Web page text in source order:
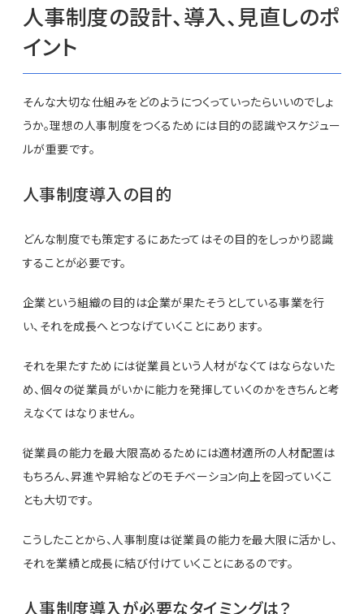
人事制度の設計、導入、見直しのポ
イント
そんな大切な仕組みをどのようにつくっていったらいいのでしょ
うか。理想の人事制度をつくるためには目的の認識やスケジュー
ルが重要です。
人事制度導入の目的
どんな制度でも策定するにあたってはその目的をしっかり認識
することが必要です。
企業という組織の目的は企業が果たそうとしている事業を行
い、それを成長へとつなげていくことにあります。
それを果たすためには従業員という人材がなくてはならないた
め、個々の従業員がいかに能力を発揮していくのかをきちんと考
えなくてはなりません。
従業員の能力を最大限高めるためには適材適所の人材配置は
もちろん、昇進や昇給などのモチベーション向上を図っていくこ
とも大切です。
こうしたことから、人事制度は従業員の能力を最大限に活かし、
それを業績と成長に結び付けていくことにあるのです。
人事制度導入が必要なタイミングは？